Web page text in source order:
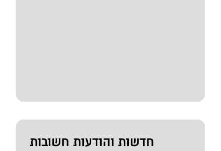
חדשות והודעות חשובות